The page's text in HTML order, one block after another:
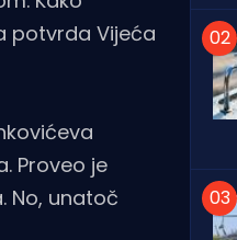
potvrda Vijeća
Proveo je
No, unatoč